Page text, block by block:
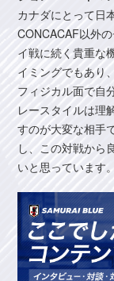
カナダにとって日
CONCACAF以外
イ戦に続く貴重な
イミングでもあり
フィジカル面で自
レースタイルは理
すのが大変な相手
し、この対戦から
いと思っています。